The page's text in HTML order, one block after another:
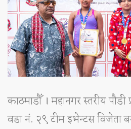
काठमाडौँ । महानगर स्तरीय
वडा नं. २९ टीम इभेन्टस विजेता